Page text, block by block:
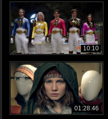
10:10
01:28:46